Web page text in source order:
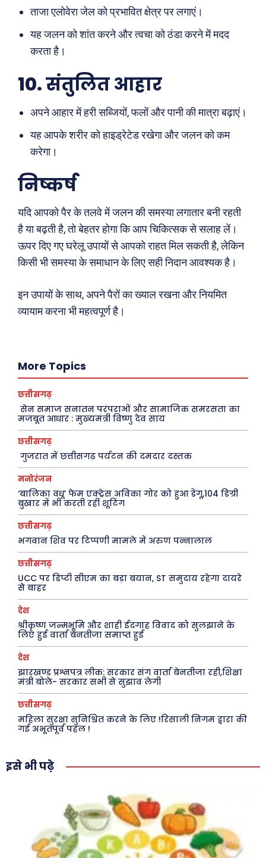
मनोरंजन
फ़िल्मी दुनिया
अजब-ग़ज़ब
जानकारी
Tech
Mobiles
स्वास्थ्य
क़ायदे क़ानून जानकारी
कैरियर और शिक्षा
अन्य
Finance
Facebook Instagram Pinterest
X
ताजा एलोवेरा जेल को प्रभावित क्षेत्र पर लगाएं।
यह जलन को शांत करने और त्वचा को ठंडा करने में मदद
करता है।
10.संतुलित आहार
अपने आहार में हरी सब्जियों, फलों और पानी की मात्रा बढ़ाएं।
यह आपके शरीर को हाइड्रेटेड रखेगा और जलन को कम
करेगा।
निष्कर्ष
यदि आपको पैर के तलवे में जलन की समस्या लगातार बनी रहती
है या बढ़ती है, तो बेहतर होगा कि आप चिकित्सक से सलाह लें।
ऊपर दिए गए घरेलू उपायों से आपको राहत मिल सकती है, लेकिन
किसी भी समस्या के समाधान के लिए सही निदान आवश्यक है।
इन उपायों के साथ, अपने पैरों का ख्याल रखना और नियमित
व्यायाम करना भी महत्वपूर्ण है।
More Topics
छत्तीसगढ़
सेन समाज सनातन परंपराओं और सामाजिक समरसता का
मजबूत आधार : मुख्यमंत्री विष्णु देव साय
छत्तीसगढ़
गुजरात में छत्तीसगढ़ पर्यटन की दमदार दस्तक
मनोरंजन
‘बालिका वधू’ फेम एक्ट्रेस अविका गोर को हुआ डेंगू,104 डिग्री
बुखार में भी करती रहीं शूटिंग
छत्तीसगढ़
भगवान शिव पर टिप्पणी मामले में अरुण पन्नालाल
छत्तीसगढ़
UCC पर डिप्टी सीएम का बड़ा बयान, ST समुदाय रहेगा दायरे
से बाहर
देश
श्रीकृष्ण जन्मभूमि और शाही ईदगाह विवाद को सुलझाने के
लिए हुई वार्ता बेनतीजा समाप्त हुई
देश
झारखण्ड प्रश्नपत्र लीक: सरकार संग वार्ता बेनतीजा रही,शिक्षा
मंत्री बोले- सरकार सभी से सुझाव लेगी
छत्तीसगढ़
महिला सुरक्षा सुनिश्चित करने के लिए !रिसाली निगम द्वारा की
गई अभूतपूर्व पहल !
इसे भी पढ़े